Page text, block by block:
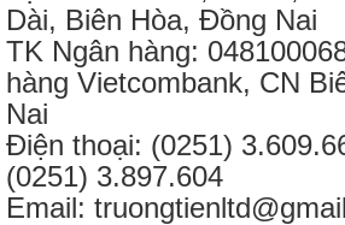
Dài, Biên Hòa, Đồng Nai
TK Ngân hàng:
hàng Vietcombank, CN
Nai
Điện thoại: (0251)
(0251) 3.897.604
Email: